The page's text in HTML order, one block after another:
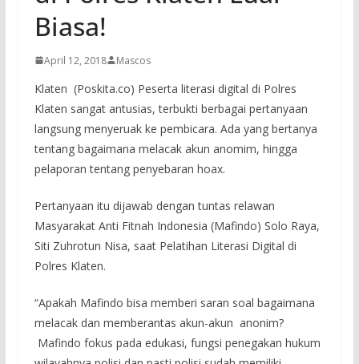
Biasa!
April 12, 2018 Mascos
Klaten (Poskita.co) Peserta literasi digital di Polres
Klaten sangat antusias, terbukti berbagai pertanyaan
langsung menyeruak ke pembicara. Ada yang bertanya
tentang bagaimana melacak akun anomim, hingga
pelaporan tentang penyebaran hoax.
Pertanyaan itu dijawab dengan tuntas relawan
Masyarakat Anti Fitnah Indonesia (Mafindo) Solo Raya,
Siti Zuhrotun Nisa, saat Pelatihan Literasi Digital di
Polres Klaten.
“Apakah Mafindo bisa memberi saran soal bagaimana
melacak dan memberantas akun-akun anonim?
Mafindo fokus pada edukasi, fungsi penegakan hukum